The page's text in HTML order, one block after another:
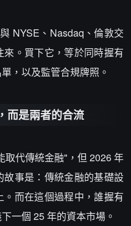
NYSE、Nasdaq、倫敦交
。買下它，等於同時握有
，以及監管合規牌照。
而是兩者的合流
取代傳統金融"，但 2026 年
事是：傳統金融的基礎設
而在這個過程中，誰握有
一個 25 年的資本市場。